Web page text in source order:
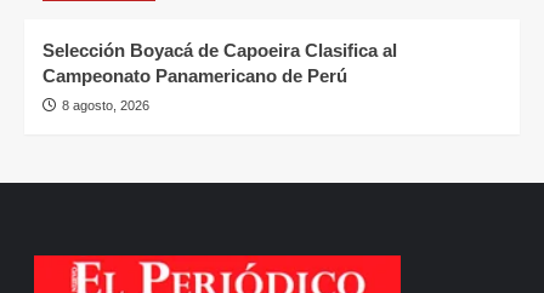
Selección Boyacá de Capoeira Clasifica al
Campeonato Panamericano de Perú
8 agosto, 2026